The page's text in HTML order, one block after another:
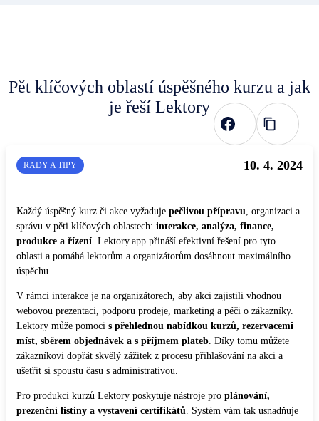
Pět klíčových oblastí úspěšného kurzu a jak
je řeší Lektory
RADY A TIPY 10. 4. 2024
Každý úspěšný kurz či akce vyžaduje pečlivou přípravu , organizaci a
správu v pěti klíčových oblastech: interakce, analýza, finance,
produkce a řízení . Lektory.app přináší efektivní řešení pro tyto
oblasti a pomáhá lektorům a organizátorům dosáhnout maximálního
úspěchu.
V rámci interakce je na organizátorech, aby akci zajistili vhodnou
webovou prezentaci, podporu prodeje, marketing a péči o zákazníky.
Lektory může pomoci s přehlednou nabídkou kurzů, rezervacemi
míst, sběrem objednávek a s příjmem plateb . Díky tomu můžete
zákazníkovi dopřát skvělý zážitek z procesu přihlašování na akci a
ušetřit si spoustu času s administrativou.
Pro produkci kurzů Lektory poskytuje nástroje pro plánování,
prezenční listiny a vystavení certifikátů . Systém vám tak usnadňuje